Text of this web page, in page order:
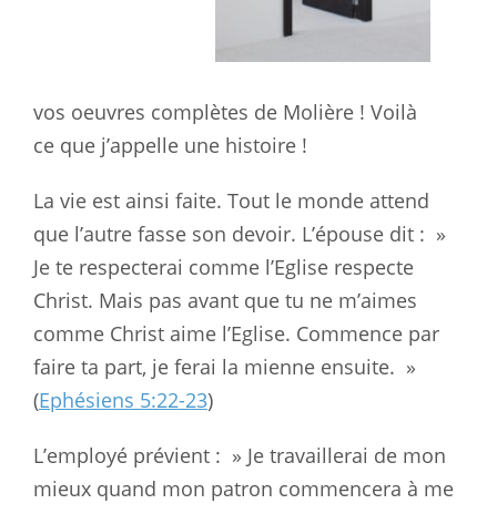
vos oeuvres complètes de Molière ! Voilà
ce que j’appelle une histoire !
La vie est ainsi faite. Tout le monde attend
que l’autre fasse son devoir. L’épouse dit : »
Je te respecterai comme l’Eglise respecte
Christ. Mais pas avant que tu ne m’aimes
comme Christ aime l’Eglise. Commence par
faire ta part, je ferai la mienne ensuite. »
(Ephésiens 5:22-23)
L’employé prévient : » Je travaillerai de mon
mieux quand mon patron commencera à me